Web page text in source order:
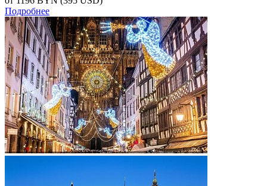
Подробнее